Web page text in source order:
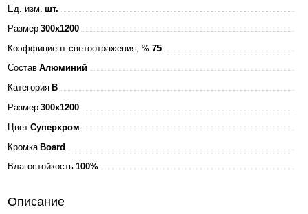
Ед. изм. шт.
Размер 300x1200
Коэффициент светоотражения, % 75
Состав Алюминий
Категория B
Размер 300x1200
Цвет Суперхром
Кромка Board
Влагостойкость 100%
Описание